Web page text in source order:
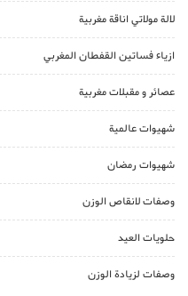
لالة مولاتي اناقة مغربية
ازياء فساتين القفطان المغربي
عصائر و مقبلات مغربية
شهيوات عالمية
شهيوات رمضان
وصفات لانقاص الوزن
حلويات العيد
وصفات لزيادة الوزن